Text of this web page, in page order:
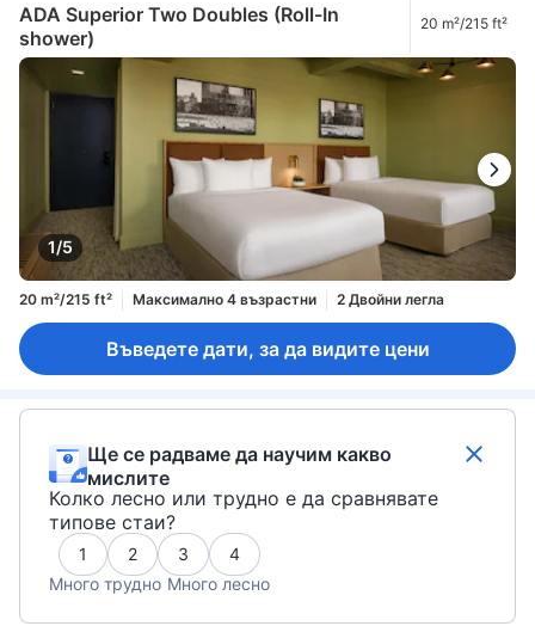
ADA Superior Two Doubles (Roll-In
shower)
20 m²/215 ft²
1/5
20 m²/215 ft² Максимално 4 възрастни 2 Двойни легла
Въведете дати, за да видите цени
Ще се радваме да научим какво
мислите
Колко лесно или трудно е да сравнявате
типове стаи?
1 2 3
4
Много трудно Много лесно